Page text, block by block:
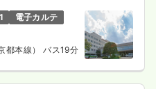
電子カルテ
都本線） バス19分